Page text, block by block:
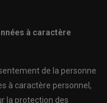
à caractère
de la personne
à caractère personnel,
la protection des